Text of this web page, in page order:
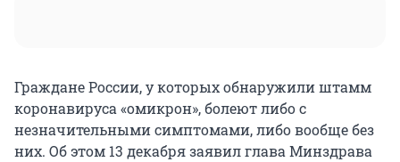
Граждане России, у которых обнаружили штамм
коронавируса «омикрон», болеют либо с
незначительными симптомами, либо вообще без
них. Об этом 13 декабря заявил глава Минздрава